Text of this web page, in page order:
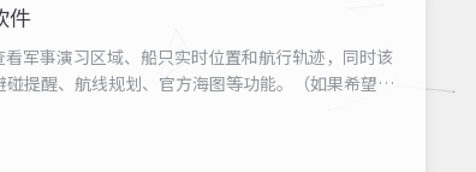
件
军事演习区域、船只实时位置和航行轨迹，同时该
提醒、航线规划、官方海图等功能。（如果希望在